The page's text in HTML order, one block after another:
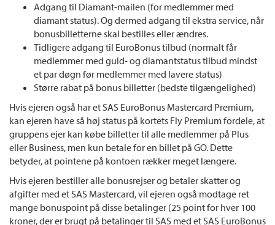
Adgang til Diamant-mailen (for medlemmer med
diamant status). Og dermed adgang til ekstra service, når
bonusbilletterne skal bestilles eller ændres.
Tidligere adgang til EuroBonus tilbud (normalt får
medlemmer med guld- og diamantstatus tilbud mindst
et par døgn før medlemmer med lavere status)
Større rabat på bonus billetter (bedste tilgængelighed)
Hvis ejeren også har et SAS EuroBonus Mastercard Premium,
kan ejeren have så høj status på kortets Fly Premium fordele, at
gruppens ejer kan købe billetter til alle medlemmer på Plus
eller Business, men kun betale for en billet på GO. Dette
betyder, at pointene på kontoen rækker meget længere.
Hvis ejeren bestiller alle bonusrejser og betaler skatter og
afgifter med et SAS Mastercard, vil ejeren også modtage ret
mange bonuspoint på disse betalinger (25 point for hver 100
kroner, der er brugt på betalinger til SAS med et SAS EuroBonus